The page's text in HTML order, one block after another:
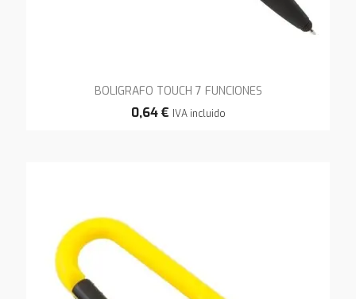
BOLIGRAFO TOUCH 7 FUNCIONES
0,64 € IVA incluido